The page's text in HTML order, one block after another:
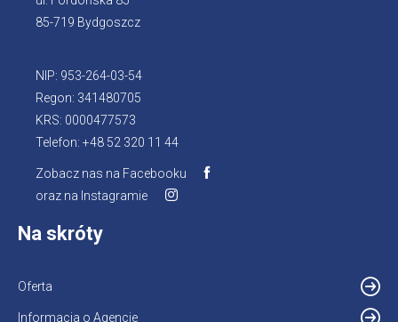
85-719 Bydgoszcz
NIP: 953-264-03-54
Regon: 341480705
KRS: 0000477573
Telefon: +48 52 320 11 44
Zobacz nas na Facebooku
oraz na Instagramie
Na skróty
Oferta
Informacja o Agencie